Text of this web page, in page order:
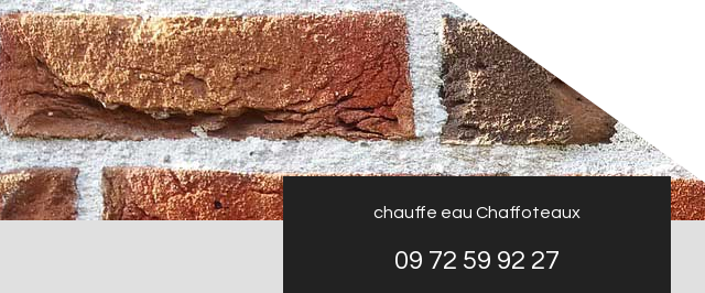
chauffe eau Chaffoteaux
09 72 59 92 27